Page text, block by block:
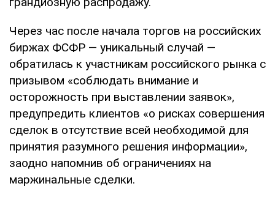
Через час после начала торгов на российских
биржах ФСФР — уникальный случай —
обратилась к участникам российского рынка с
призывом «соблюдать внимание и
осторожность при выставлении заявок»,
предупредить клиентов «о рисках совершения
сделок в отсутствие всей необходимой для
принятия разумного решения информации»,
заодно напомнив об ограничениях на
маржинальные сделки.